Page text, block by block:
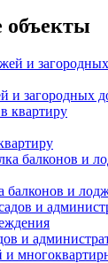
объекты
и загородных
балконов и
и